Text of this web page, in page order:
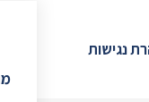
נגישות